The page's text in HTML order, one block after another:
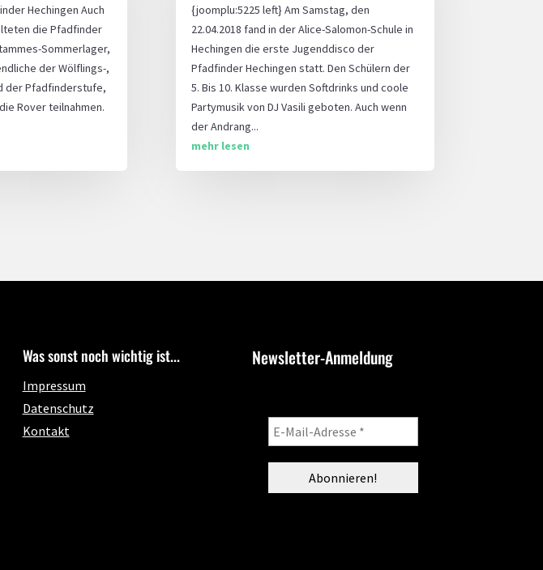
Hechingen Auch
die Pfadfinder
Sommerlager,
der Wölflings-,
der Pfadfinderstufe,
Rover teilnahmen.
{joomplu:5225 left} Am Samstag, den
22.04.2018 fand in der Alice-Salomon-Schule in
Hechingen die erste Jugenddisco der
Pfadfinder Hechingen statt. Den Schülern der
5. Bis 10. Klasse wurden Softdrinks und coole
Partymusik von DJ Vasili geboten. Auch wenn
der Andrang...
mehr lesen
Was sonst noch wichtig ist...
Impressum
Datenschutz
Kontakt
Newsletter-Anmeldung